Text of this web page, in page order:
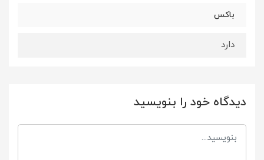
باکس
دارد
دیدگاه خود را بنویسید